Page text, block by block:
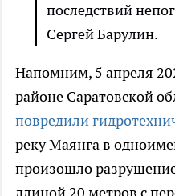
последствий
Сергей Барулин.
Напомним, 5 апреля
районе Саратовской
повредили
реку Маянга в
произошло